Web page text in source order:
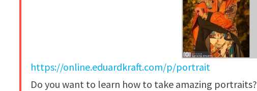
https://online.eduardkraft.com/p/portrait
Do you want to learn how to take amazing portraits?